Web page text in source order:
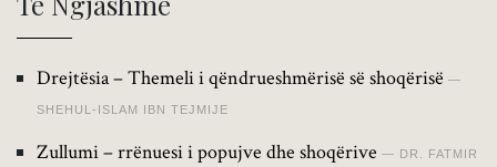
Drejtësia – Themeli i qëndrueshmërisë së shoqërisë
SHEHUL-ISLAM IBN TEJMIJE
Zullumi – rrënuesi i popujve dhe shoqërive DR. FATMIR